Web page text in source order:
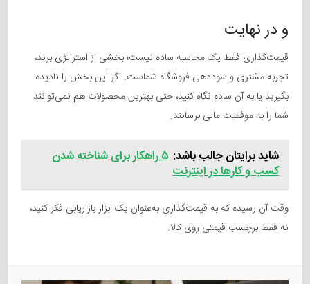
و در نهایت
قیمت‌گذاری فقط یک محاسبه ساده نیست؛ بخشی از استراتژی برند،
تجربه مشتری و سوددهی فروشگاه شماست. اگر این بخش را نادیده
بگیرید یا به آن ساده نگاه کنید، حتی بهترین محصولات هم نمی‌توانند
شما را به موفقیت مالی برسانند.
شاید برایتان جالب باشد:
۵ راهکار برای شناخته شدن
کسب و کارها در اینترنت
وقت آن رسیده که به قیمت‌گذاری به‌عنوان یک ابزار بازاریابی فکر کنید،
نه فقط برچسب قیمتی روی کالا.